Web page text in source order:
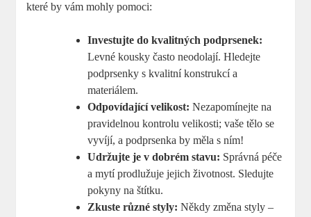
které by vám mohly pomoci:
Investujte do kvalitných podprsenek:
Levné kousky často neodolají. Hledejte
podprsenky s kvalitní konstrukcí a
materiálem.
Odpovídající velikost: Nezapomínejte na
pravidelnou kontrolu velikosti; vaše tělo se
vyvíjí, a podprsenka by měla s ním!
Udržujte je v dobrém stavu: Správná péče
a mytí prodlužuje jejich životnost. Sledujte
pokyny na štítku.
Zkuste různé styly: Někdy změna styly –